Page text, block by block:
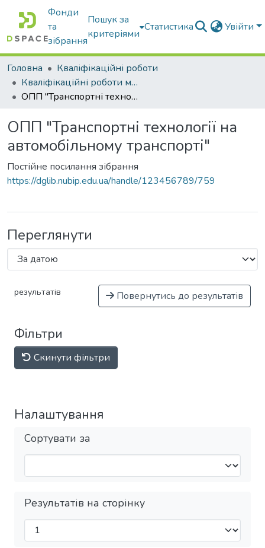
Фонди
та
зібрання
Пошук за
критеріями
Статистика Увійти
Головна
Кваліфікаційні роботи
Кваліфікаційні роботи магістрів
ОПП "Транспортні технології на автомобільному транспорті"
ОПП "Транспортні технології на
автомобільному транспорті"
Постійне посилання зібрання
https://dglib.nubip.edu.ua/handle/123456789/759
Переглянути
результатів Повернутись до результатів
Фільтри
Скинути фільтри
Налаштування
Сортувати за
Результатів на сторінку